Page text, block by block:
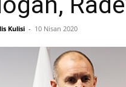
Kulisi - 10 Nisan 2020